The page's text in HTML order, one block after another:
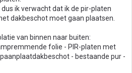
ik verwacht dat ik de pir-platen
dakbeschot moet gaan plaatsen.
van binnen naar buiten:
folie - PIR-platen met
- bestaande pur -